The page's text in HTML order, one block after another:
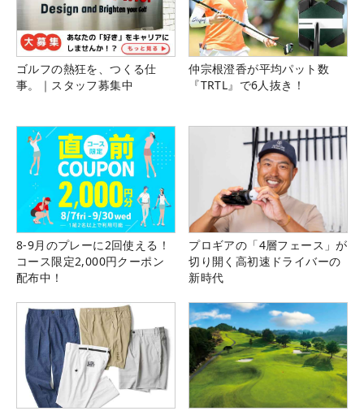
ゴルフの熱狂を、つくる仕
事。｜スタッフ募集中
仲宗根澄香が平均パット数
『TRTL』で6人抜き！
8-9月のプレーに2回使える！
コース限定2,000円クーポン
配布中！
プロギアの「4層フェース」が
切り開く高初速ドライバーの
新時代